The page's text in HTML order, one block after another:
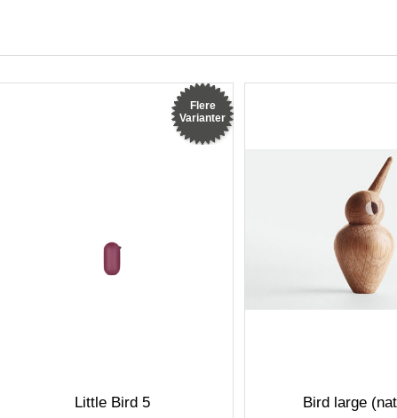
Flere
Varianter
Little Bird 5 Bird large